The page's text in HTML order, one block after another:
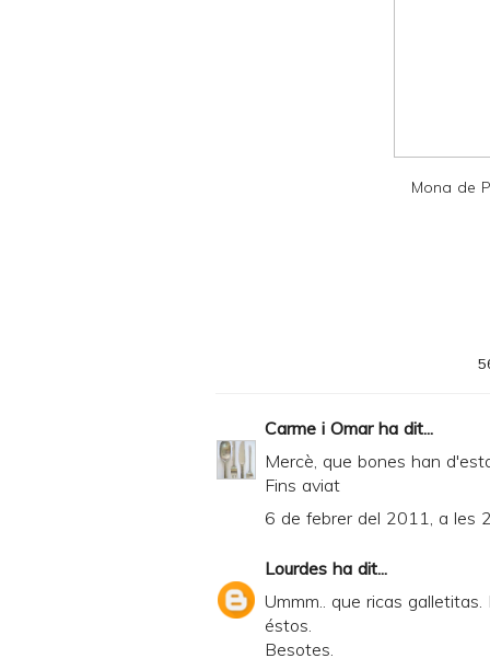
F
Mona de
Carme i Omarha dit...
Mercè, que bones han
Fins aviat
6 de febrer del 2011, a les
Lourdes ha dit...
Ummm.. que ricas
éstos.
Besotes.